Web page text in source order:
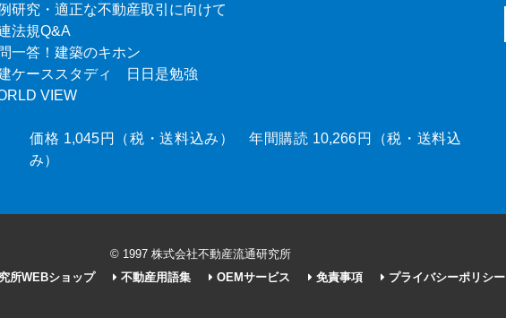
研究・適正な不動産取引に向けて
法規Q&A
一答！建築のキホン
ケーススタディ 日日是勉強
VIEW
価格 1,045円（税・送料込み） 年間購読 10,266円（税・送料込
み）
© 1997 株式会社不動産流通研究所
所WEBショップ
不動産用語集 OEMサービス 免責事項 プライバシーポリシー